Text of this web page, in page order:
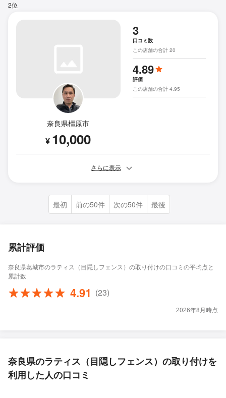
2位
奈良県橿原市
¥ 10,000
3
口コミ数
この店舗の合計 20
4.89
評価
この店舗の合計 4.95
さらに表示
最初 前の50件 次の50件 最後
累計評価
奈良県葛城市のラティス（目隠しフェンス）の取り付けの口コミの平均点と
累計数
4.91 (23)
2026年8月時点
奈良県のラティス（目隠しフェンス）の取り付けを
利用した人の口コミ